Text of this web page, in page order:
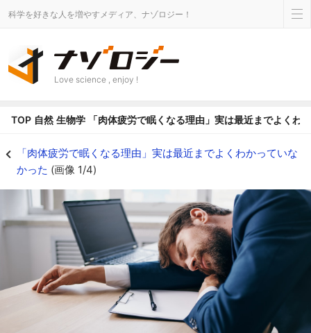
科学を好きな人を増やすメディア、ナゾロジー！
Love science , enjoy !
TOP 自然 生物学 「肉体疲労で眠くなる理由」実は最近までよくわ
「肉体疲労で眠くなる理由」実は最近までよくわかっていな
かった (画像 1/4)